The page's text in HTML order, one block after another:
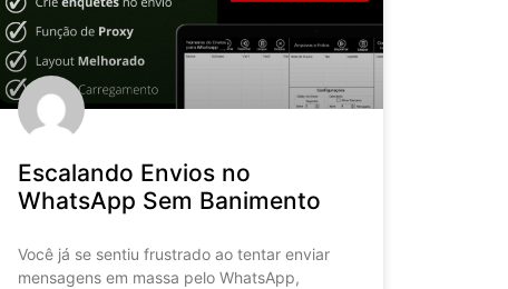
Escalando Envios no
WhatsApp Sem Banimento
Você já se sentiu frustrado ao tentar enviar
mensagens em massa pelo WhatsApp,